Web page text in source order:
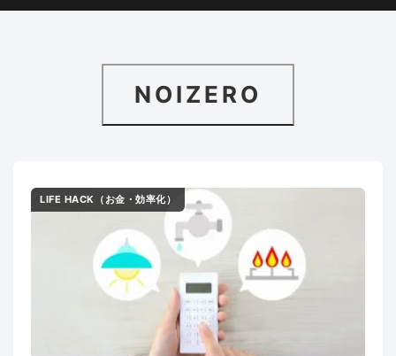
NOIZERO
LIFE HACK（お金・効率化）